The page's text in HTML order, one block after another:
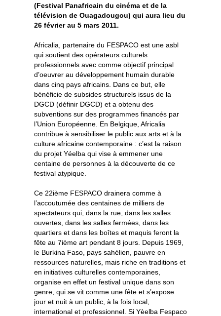
(Festival Panafricain du cinéma et de la
télévision de Ouagadougou) qui aura lieu du
26 février au 5 mars 2011.
Africalia, partenaire du FESPACO est une asbl
qui soutient des opérateurs culturels
professionnels avec comme objectif principal
d’oeuvrer au développement humain durable
dans cinq pays africains. Dans ce but, elle
bénéficie de subsides structurels issus de la
DGCD (définir DGCD) et a obtenu des
subventions sur des programmes financés par
l’Union Européenne. En Belgique, Africalia
contribue à sensibiliser le public aux arts et à la
culture africaine contemporaine : c’est la raison
du projet Yéelba qui vise à emmener une
centaine de personnes à la découverte de ce
festival atypique.
Ce 22ième FESPACO drainera comme à
l’accoutumée des centaines de milliers de
spectateurs qui, dans la rue, dans les salles
ouvertes, dans les salles fermées, dans les
quartiers et dans les boîtes et maquis feront la
fête au 7ième art pendant 8 jours. Depuis 1969,
le Burkina Faso, pays sahélien, pauvre en
ressources naturelles, mais riche en traditions et
en initiatives culturelles contemporaines,
organise en effet un festival unique dans son
genre, qui se vit comme une fête et s’expose
jour et nuit à un public, à la fois local,
international et professionnel. Si Yèelba Fespaco